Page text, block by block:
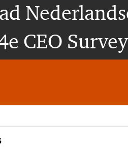
CEO Survey